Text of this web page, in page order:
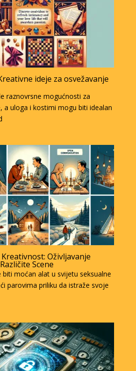
ideje za osvežavanje
raznovrsne mogućnosti za
a uloga i kostimi mogu biti idealan
Oživljavanje
Scene
moćan alat u svijetu seksualne
parovima priliku da istraže svoje